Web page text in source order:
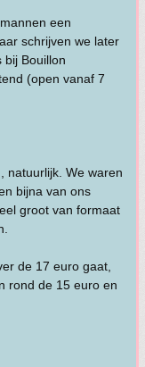
een
schrijven we later
bij Bouillon
(open vanaf 7
natuurlijk. We waren
bijna van ons
groot van formaat
de 17 euro gaat,
rond de 15 euro en